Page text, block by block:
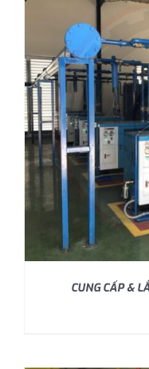
CUNG CẤP &